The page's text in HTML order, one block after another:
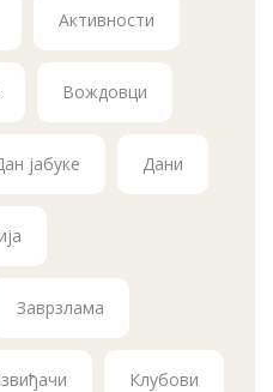
Активности
Вождовци
јабуке Дани
Заврзлама
Клубови